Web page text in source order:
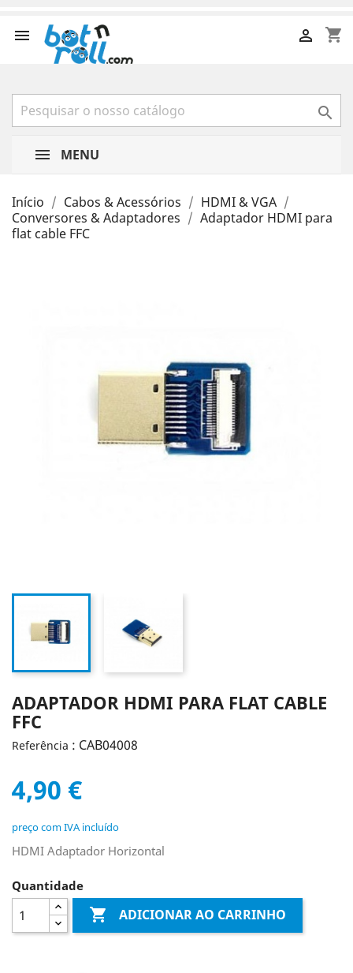
 shopping_cart


MENU
Início Cabos & Acessórios
HDMI & VGA
Conversores & Adaptadores
Adaptador HDMI para
flat cable FFC
ADAPTADOR HDMI PARA FLAT CABLE
FFC
Referência : CAB04008
4,90 €
preço com IVA incluído
HDMI Adaptador Horizontal
Quantidade
 ADICIONAR AO CARRINHO